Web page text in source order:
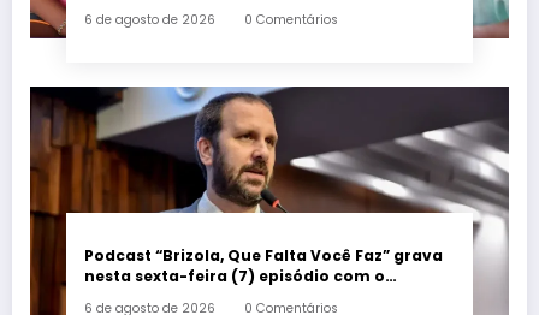
6 de agosto de 2026 0 Comentários
Podcast “Brizola, Que Falta Você Faz” grava
nesta sexta-feira (7) episódio com o
6 de agosto de 2026 0 Comentários